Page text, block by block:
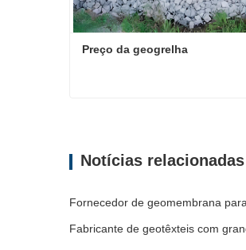
Preço da geogrelha
Notícias relacionadas